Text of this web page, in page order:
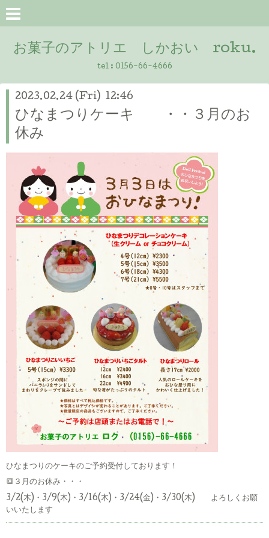
お菓子のアトリエ しかおい roku.
tel : 0156-66-4666
2023.02.24 (Fri) 12:46
ひなまつりケーキ ・・３月のお
休み
ひなまつりのケーキのご予約受付しております！
🔳３月のお休み・・・
3/2(木)・3/9(木)・3/16(木)・3/24(金)・3/30(木) よろしくお願
いいたします